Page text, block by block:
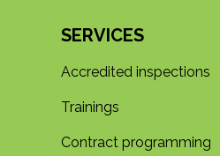
SERVICES
Accredited inspections
Trainings
Contract programming